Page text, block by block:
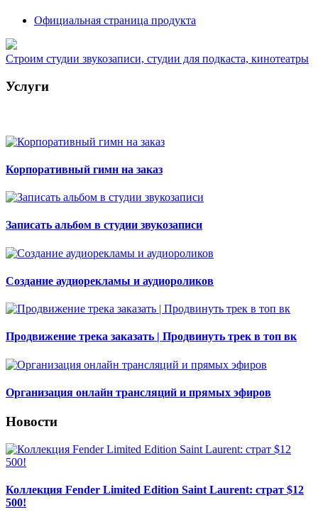
Официальная страница продукта
Строим студии звукозаписи, студии для подкаста, кинотеатры
Услуги
Корпоративный гимн на заказ
Записать альбом в студии звукозаписи
Создание аудиорекламы и аудиороликов
Продвижение трека заказать | Продвинуть трек в топ вк
Организация онлайн трансляций и прямых эфиров
Новости
Коллекция Fender Limited Edition Saint Laurent: страт $12
500!